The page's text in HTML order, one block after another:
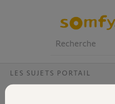
Volet
LES SUJETS PORTAIL
Pilotage portail avec